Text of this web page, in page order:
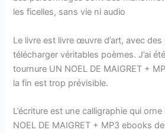
les ficelles, sans vie ni audio
Le livre est livre œuvre d’art, avec
télécharger véritables poèmes. J’ai
tournure UN NOEL DE MAIGRET +
la fin est trop prévisible.
L’écriture est une calligraphie qui
NOEL DE MAIGRET + MP3 ebooks